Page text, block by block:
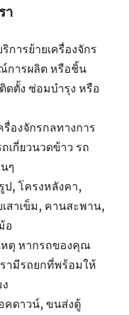
า
การย้ายเครื่องจักร
การผลิต หรือชิ้น
ดตั้ง ซ่อมบำรุง หรือ
องจักรกลทางการ
เกี่ยวนวดข้าว รถ
ๆ
ป, โครงหลังคา,
สาเข็ม, คานสะพาน,
อ
หตุ หากรถของคุณ
รามีรถยกที่พร้อมให้
คดาวน์, ขนส่งตู้